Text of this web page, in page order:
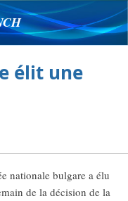
élit une
nationale bulgare a élu
de la décision de la